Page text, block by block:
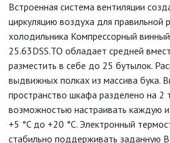
Встроенная система вентиляции
циркуляцию воздуха для правильной
холодильника Компрессорный
25.63DSS.TO обладает средней
разместить в себе до 25 бутылок.
выдвижных полках из массива бука.
пространство шкафа разделено на 2
возможностью настраивать каждую
+5 °C до +20 °C. Электронный
стабильно поддерживать заданную